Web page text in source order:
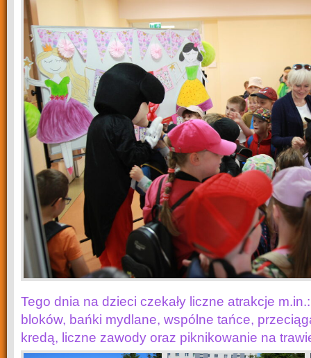
Tego dnia na dzieci czekały liczne atrakcje
bloków, bańki mydlane, wspólne tańce,
kredą, liczne zawody oraz piknikowanie na